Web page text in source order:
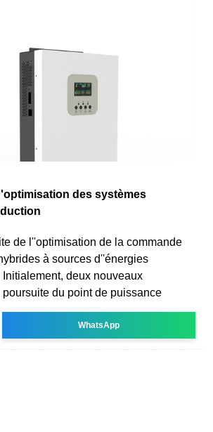
des systèmes
de l''optimisation de la commande
à sources d''énergies
deux nouveaux
du point de puissance
WhatsApp